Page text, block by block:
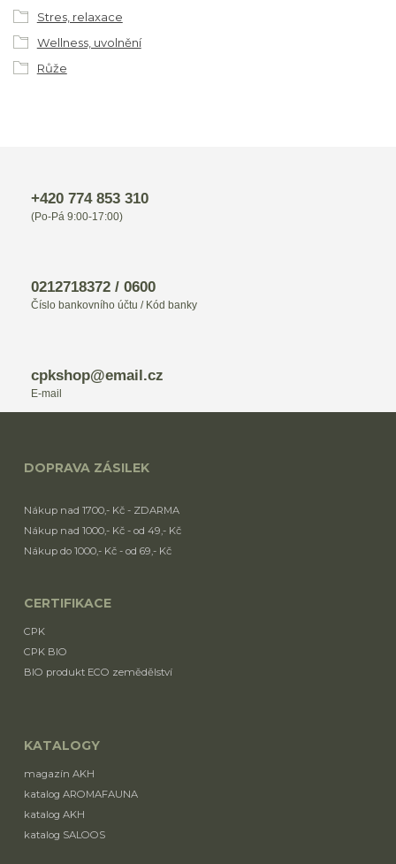
Stres, relaxace
Wellness, uvolnění
Růže
+420 774 853 310
(Po-Pá 9:00-17:00)
0212718372 / 0600
Číslo bankovního účtu / Kód banky
cpkshop@email.cz
E-mail
DOPRAVA ZÁSILEK
Nákup nad 1700,- Kč - ZDARMA
Nákup nad 1000,- Kč - od 49,- Kč
Nákup do 1000,- Kč - od 69,- Kč
CERTIFIKACE
CPK
CPK BIO
BIO produkt ECO zemědělství
KATALOGY
magazín AKH
katalog AROMAFAUNA
katalog AKH
katalog SALOOS